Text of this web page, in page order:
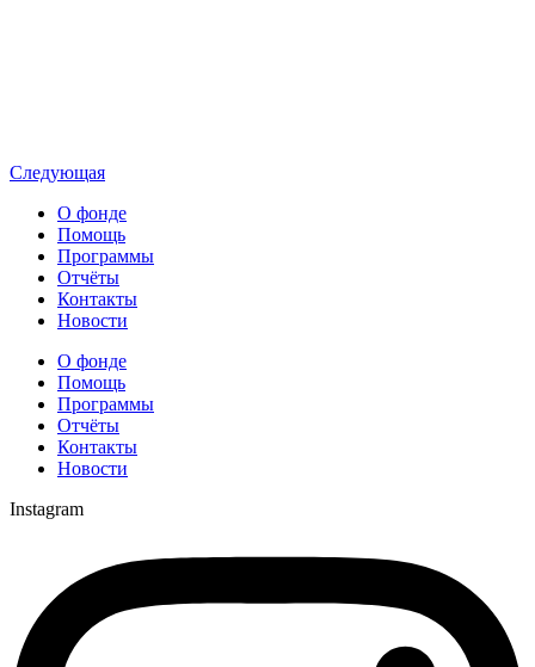
Следующая
О фонде
Помощь
Программы
Отчёты
Контакты
Новости
О фонде
Помощь
Программы
Отчёты
Контакты
Новости
Instagram